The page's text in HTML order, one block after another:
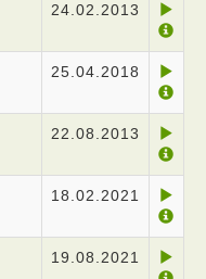
24.02.2013
25.04.2018
22.08.2013
18.02.2021
19.08.2021